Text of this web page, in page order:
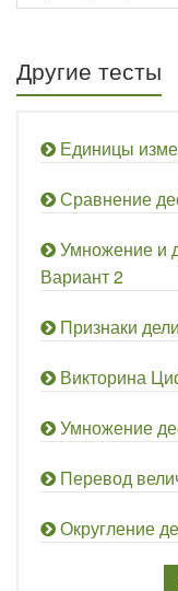
Другие тесты
Единицы
Сравнение
Умножение и
Вариант 2
Признаки
Викторина
Умножение
Перевод
Округление